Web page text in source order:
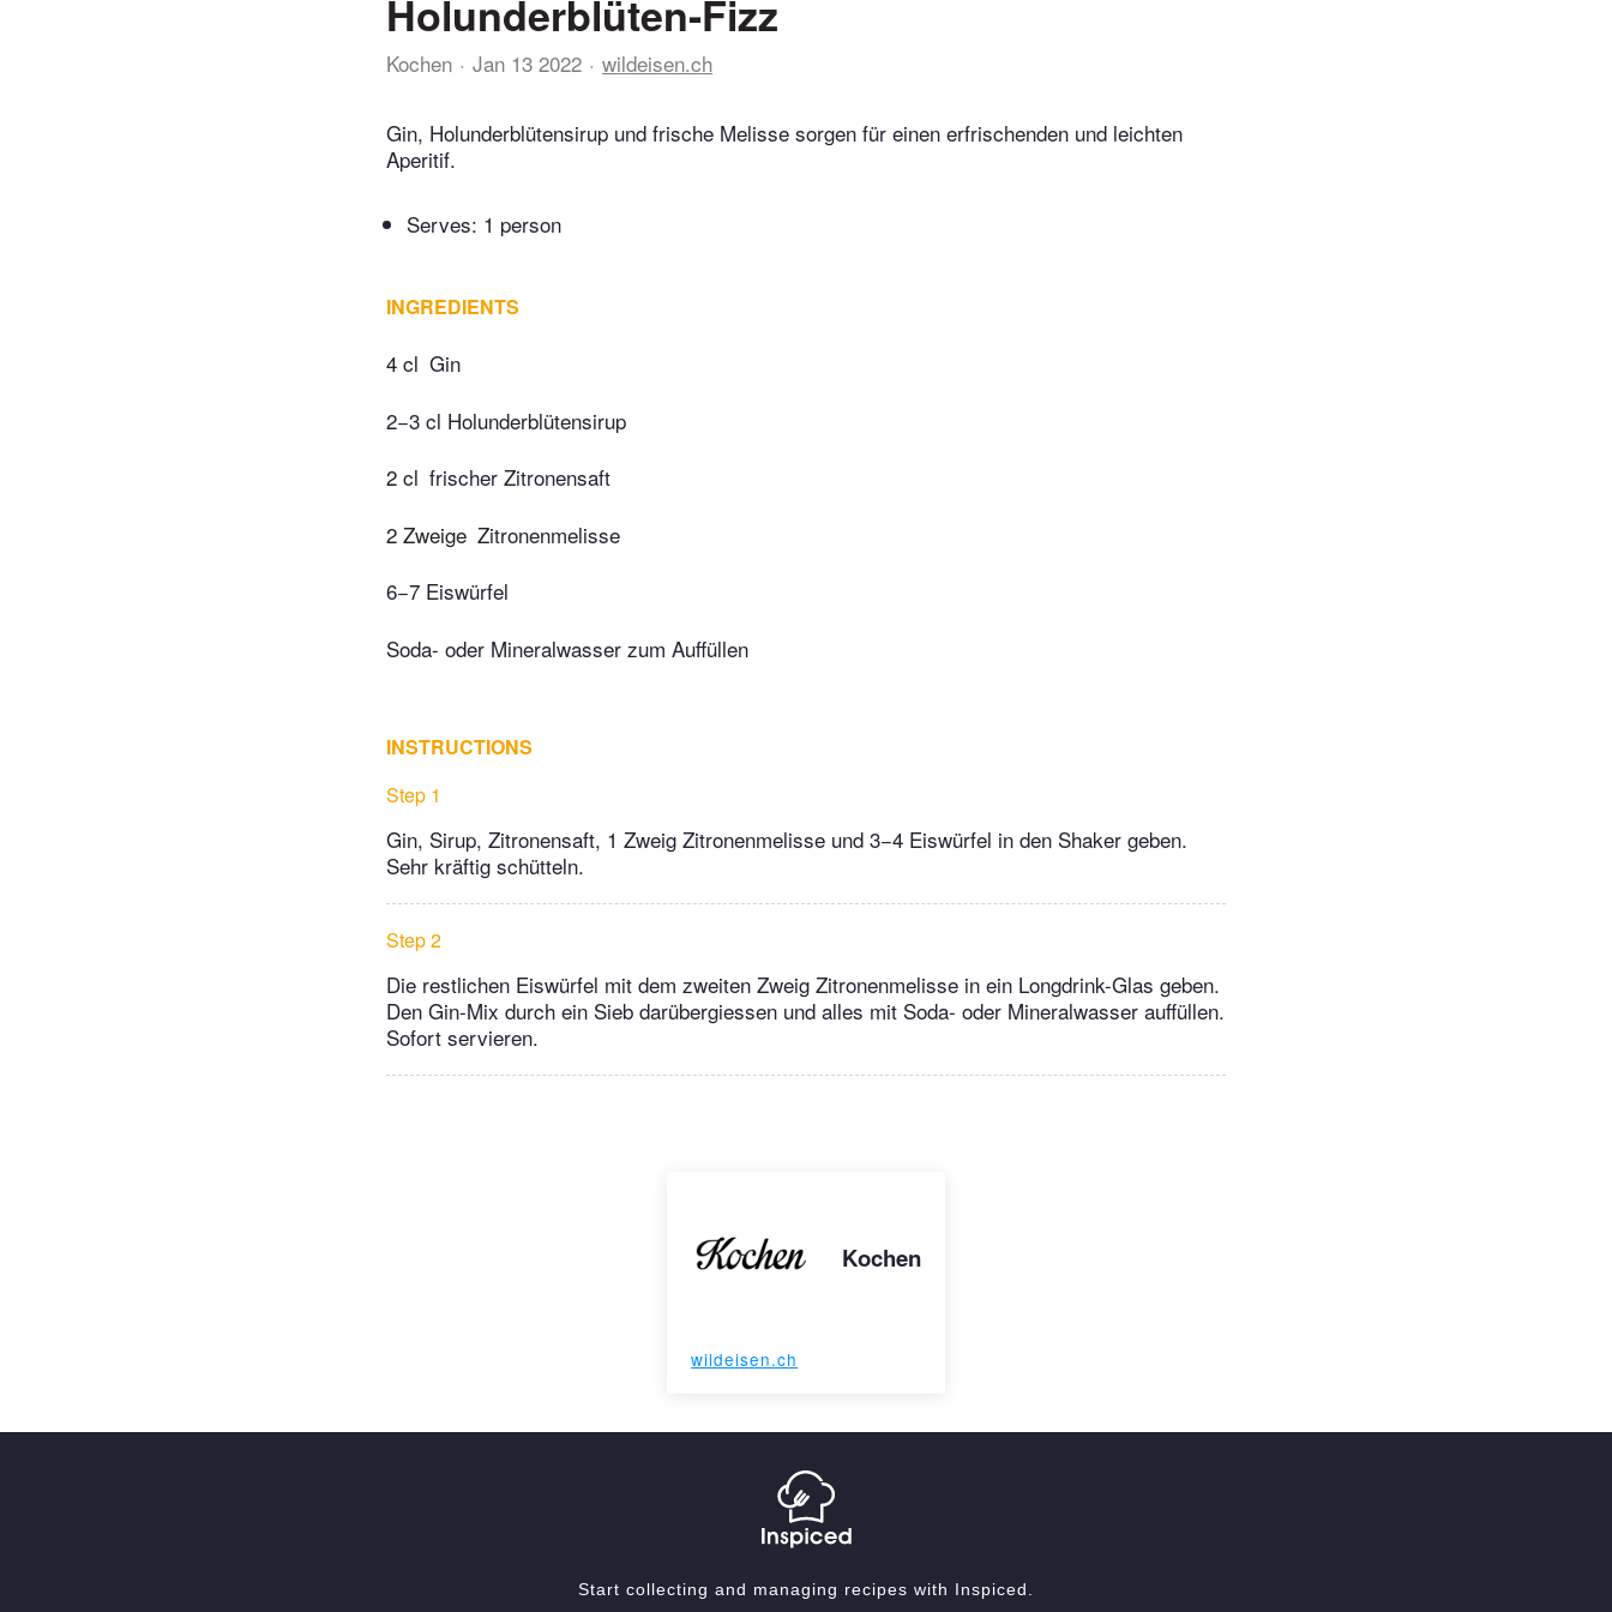
Holunderblüten-Fizz
Kochen Jan 13 2022 wildeisen.ch
Gin, Holunderblütensirup und frische Melisse sorgen für einen erfrischenden und leichten
Aperitif.
Serves: 1 person
INGREDIENTS
4 cl Gin
2−3 cl Holunderblütensirup
2 cl frischer Zitronensaft
2 Zweige Zitronenmelisse
6−7 Eiswürfel
Soda- oder Mineralwasser zum Auffüllen
INSTRUCTIONS
Step 1
Gin, Sirup, Zitronensaft, 1 Zweig Zitronenmelisse und 3−4 Eiswürfel in den Shaker geben.
Sehr kräftig schütteln.
Step 2
Die restlichen Eiswürfel mit dem zweiten Zweig Zitronenmelisse in ein Longdrink-Glas geben.
Den Gin-Mix durch ein Sieb darübergiessen und alles mit Soda- oder Mineralwasser auffüllen.
Sofort servieren.
Kochen
wildeisen.ch
Start collecting and managing recipes with Inspiced.